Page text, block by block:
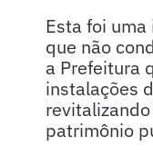
Esta foi
que não
a Prefeitura
instalações
patrimônio